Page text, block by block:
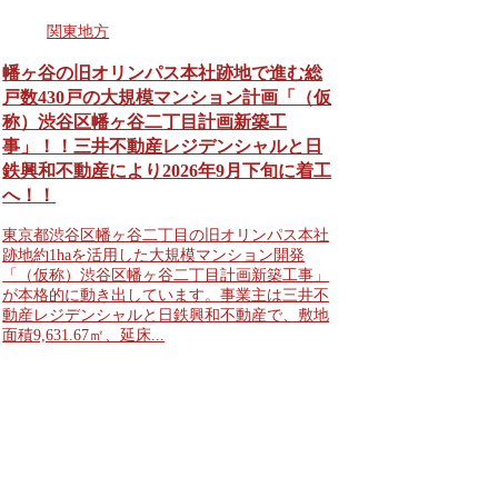
関東地方
幡ヶ谷の旧オリンパス本社跡地で進む総
戸数430戸の大規模マンション計画「（仮
称）渋谷区幡ヶ谷二丁目計画新築工
事」！！三井不動産レジデンシャルと日
鉄興和不動産により2026年9月下旬に着工
へ！！
東京都渋谷区幡ヶ谷二丁目の旧オリンパス本社
跡地約1haを活用した大規模マンション開発
「（仮称）渋谷区幡ヶ谷二丁目計画新築工事」
が本格的に動き出しています。事業主は三井不
動産レジデンシャルと日鉄興和不動産で、敷地
面積9,631.67㎡、延床...